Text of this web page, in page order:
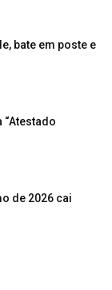
bate em poste e
“Atestado
de 2026 cai